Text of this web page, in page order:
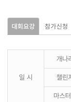
대회요강 참가신청
일 시
개나
챌린
마스